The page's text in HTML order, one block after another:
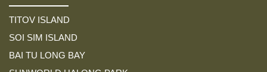
TITOV ISLAND
SOI SIM ISLAND
BAI TU LONG BAY